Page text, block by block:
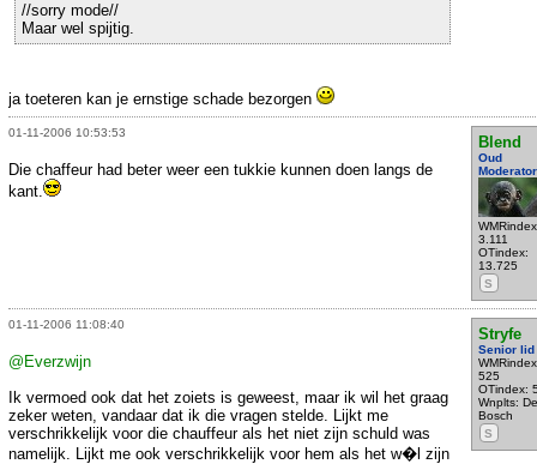
//sorry mode//
Maar wel spijtig.
ja toeteren kan je ernstige schade bezorgen
01-11-2006 10:53:53
Blend
Oud
Moderator
3.111
OTindex:
13.725
S
Die chaffeur had beter weer een tukkie kunnen doen langs de
kant.
01-11-2006 11:08:40
Stryfe
Senior lid
525
OTindex:
Wnplts:
Bosch
S
@Everzwijn
Ik vermoed ook dat het zoiets is geweest, maar ik wil het graag
zeker weten, vandaar dat ik die vragen stelde. Lijkt me
verschrikkelijk voor die chauffeur als het niet zijn schuld was
namelijk. Lijkt me ook verschrikkelijk voor hem als het w�l zijn